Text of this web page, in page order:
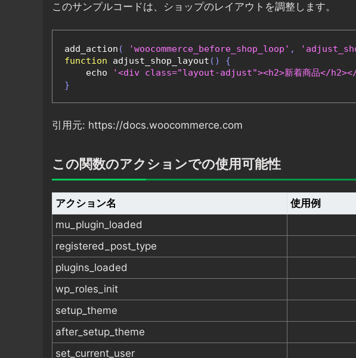
このサンプルコードは、ショップのレイアウトを調整します。
add_action ( 'woocommerce_before_shop_loop' ,
function adjust_shop_layout ()
{
    echo
'<div class="layout-adjust"><h2>新着商品</
}
引用元: https://docs.woocommerce.com
この関数のアクションでの使用可能性
アクション名
使用例
mu_plugin_loaded
registered_post_type
plugins_loaded
wp_roles_init
setup_theme
after_setup_theme
set_current_user